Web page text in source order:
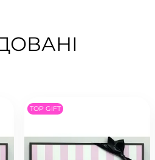
TOP GIFT